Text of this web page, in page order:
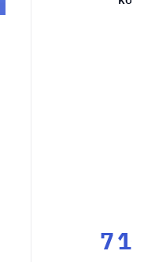
7